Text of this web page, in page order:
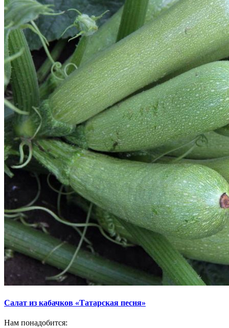
Салат из кабачков «Татарская песня»
Нам понадобится: